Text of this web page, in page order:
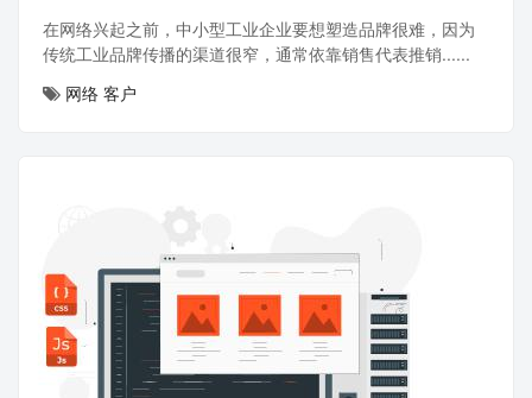
在网络兴起之前，中小型工业企业要想塑造品牌很难，因为
传统工业品牌传播的渠道很窄，通常依靠销售代表推销......
网络 客户